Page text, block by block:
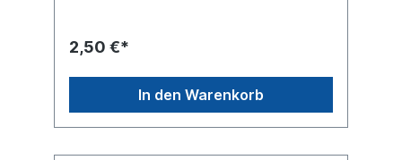
2,50 €*
In den Warenkorb